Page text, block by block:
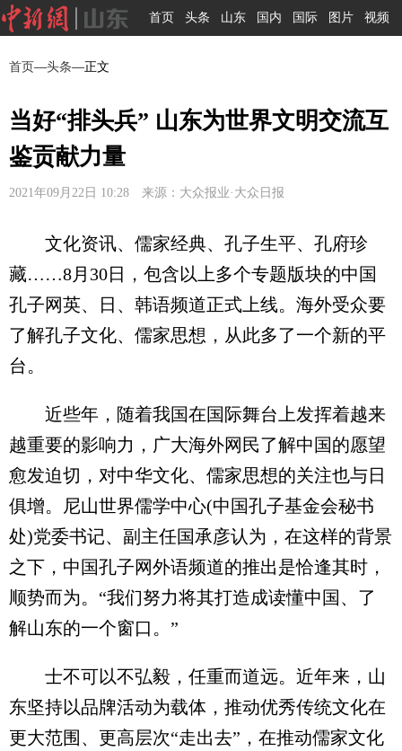
首页 头条 山东 国内 国际 图片 视频
首页—头条—正文
当好“排头兵” 山东为世界文明交流互
鉴贡献力量
2021年09月22日 10:28 来源：大众报业·大众日报
文化资讯、儒家经典、孔子生平、孔府珍
藏……8月30日，包含以上多个专题版块的中国
孔子网英、日、韩语频道正式上线。海外受众要
了解孔子文化、儒家思想，从此多了一个新的平
台。
近些年，随着我国在国际舞台上发挥着越来
越重要的影响力，广大海外网民了解中国的愿望
愈发迫切，对中华文化、儒家思想的关注也与日
俱增。尼山世界儒学中心(中国孔子基金会秘书
处)党委书记、副主任国承彦认为，在这样的背景
之下，中国孔子网外语频道的推出是恰逢其时，
顺势而为。“我们努力将其打造成读懂中国、了
解山东的一个窗口。”
士不可以不弘毅，任重而道远。近年来，山
东坚持以品牌活动为载体，推动优秀传统文化在
更大范围、更高层次“走出去”，在推动儒家文化